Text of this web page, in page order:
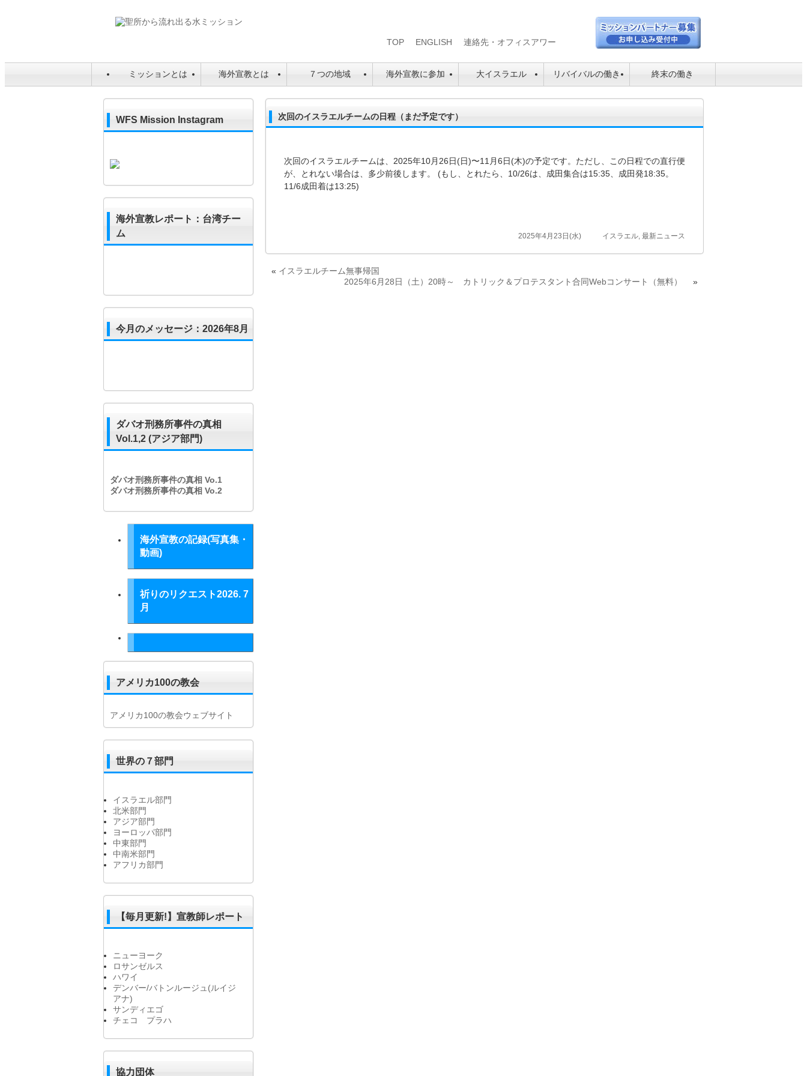
TOP ENGLISH 連絡先・オフィスアワー
ミッションとは 海外宣教とは ７つの地域 海外宣教に参加 大イスラエル リバイバルの働き 終末の働き
次回のイスラエルチームの日程（まだ予定です）
次回のイスラエルチームは、2025年10月26日(日)〜11月6日(木)の予定です。ただし、この日程での直行便
が、とれない場合は、多少前後します。 (もし、とれたら、10/26は、成田集合は15:35、成田発18:35。
11/6成田着は13:25)
2025年4月23日(水) イスラエル, 最新ニュース
« イスラエルチーム無事帰国
2025年6月28日（土）20時～ カトリック＆プロテスタント合同Webコンサート（無料）
»
WFS Mission Instagram
海外宣教レポート：台湾チー
ム
今月のメッセージ：2026年8月
ダバオ刑務所事件の真相
Vol.1,2 (アジア部門)
ダバオ刑務所事件の真相 Vo.1
ダバオ刑務所事件の真相 Vo.2
海外宣教の記録(写真集・
動画)
祈りのリクエスト2026. 7
月
アメリカ100の教会
アメリカ100の教会ウェブサイト
世界の７部門
イスラエル部門
北米部門
アジア部門
ヨーロッパ部門
中東部門
中南米部門
アフリカ部門
【毎月更新!】宣教師レポート
ニューヨーク
ロサンゼルス
ハワイ
デンバー/バトンルージュ(ルイジ
アナ)
サンディエゴ
チェコ プラハ
協力団体